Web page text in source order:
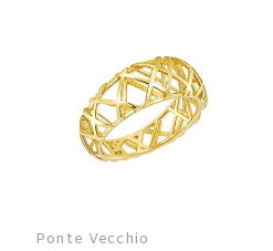
Ponte Vecchio